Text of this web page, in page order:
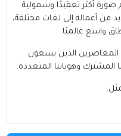
أكثر تعقيدًا وشمولية
من أعماله إلى لغات مختلفة،
واسع عالميًا.
المعاصرين الذين يسعون
وهوياتنا المتعددة.